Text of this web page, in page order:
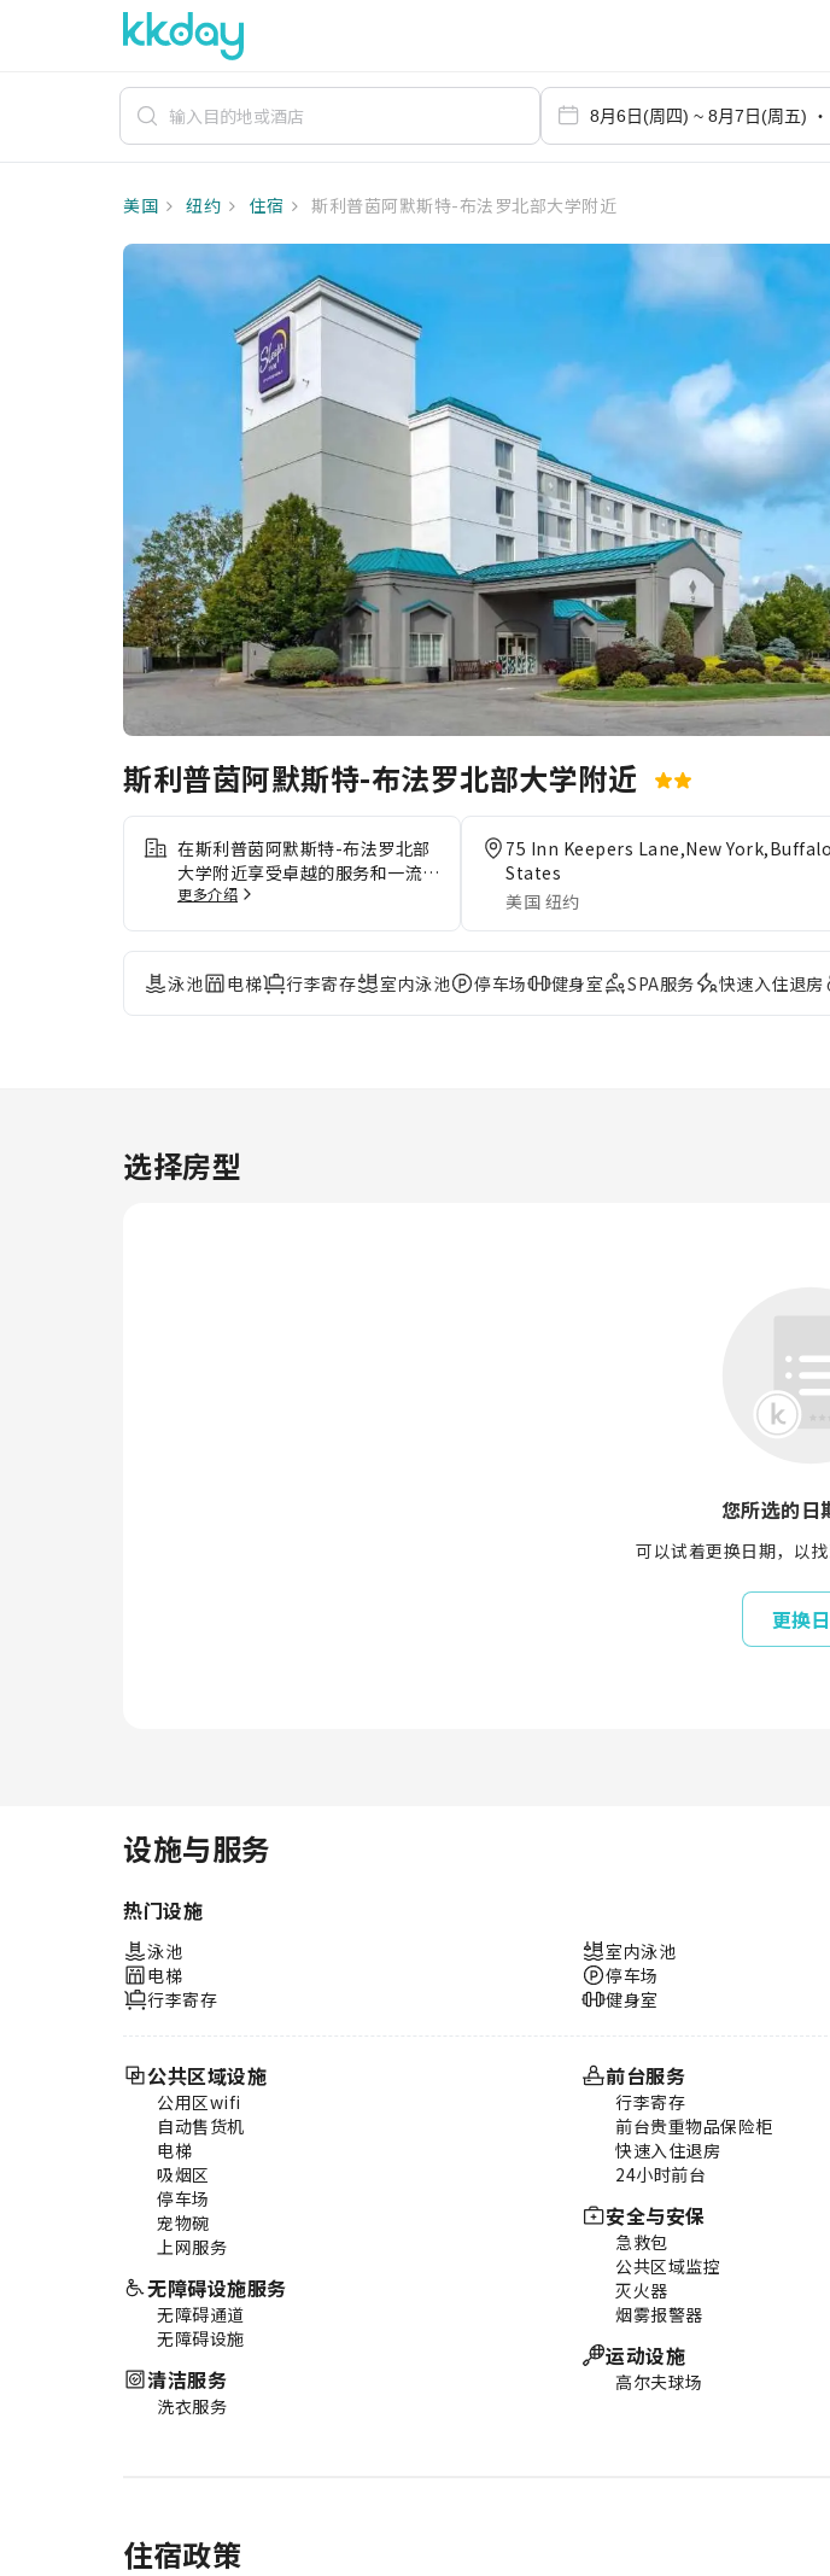
美国 纽约 住宿 斯利普茵阿默斯特-布法罗北部大学附近
斯利普茵阿默斯特-布法罗北部大学附近
在斯利普茵阿默斯特-布法罗北部
大学附近享受卓越的服务和一流的
设施，创造难忘的回忆。 住宿内
期间可即时通信。 住宿为驾车前
来的客人提供停车场。住宿提供礼
宾服务等接待服务，确保为客人提
供舒适的入住体验。住宿内设提供
避免对其他客人造成任何不便，住
宿内全面禁止吸烟。 为了所有客
更多介绍
75 Inn Keepers Lane,New
States
美国 纽约
泳池 电梯 行李寄存 室内泳池 停车场 健身室 SPA服务 快速入住退房
选择房型
您所选的日
可以试着更换日期，以找
更换
设施与服务
热门设施
泳池
电梯
行李寄存
室内泳池
停车场
健身室
公共区域设施
公用区wifi
自动售货机
电梯
吸烟区
停车场
宠物碗
上网服务
无障碍设施服务
无障碍通道
无障碍设施
清洁服务
洗衣服务
前台服务
行李寄存
前台贵重物品保险柜
快速入住退房
24小时前台
安全与安保
急救包
公共区域监控
灭火器
烟雾报警器
运动设施
高尔夫球场
住宿政策